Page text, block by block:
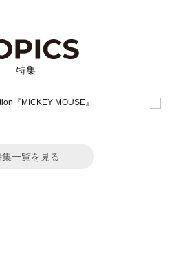
特集
集一覧を見る